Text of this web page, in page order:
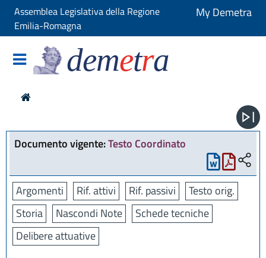
Assemblea Legislativa della Regione
Emilia-Romagna
My Demetra
demetra
Documento vigente:Testo Coordinato
Argomenti Rif. attivi Rif. passivi
Testo orig.
Storia
Nascondi Note
Schede tecniche
Delibere attuative